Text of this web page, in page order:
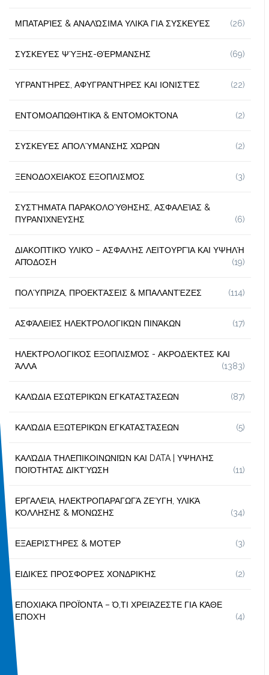
ΜΠΑΤΑΡΊΕΣ & ΑΝΑΛΏΣΙΜΑ ΥΛΙΚΆ ΓΙΑ ΣΥΣΚΕΥΈΣ (26)
ΣΥΣΚΕΥΈΣ ΨΎΞΗΣ-ΘΈΡΜΑΝΣΗΣ (69)
ΥΓΡΑΝΤΉΡΕΣ, ΑΦΥΓΡΑΝΤΉΡΕΣ ΚΑΙ ΙΟΝΙΣΤΈΣ (22)
ΕΝΤΟΜΟΑΠΩΘΗΤΙΚΆ & ΕΝΤΟΜΟΚΤΌΝΑ (2)
ΣΥΣΚΕΥΈΣ ΑΠΟΛΎΜΑΝΣΗΣ ΧΏΡΩΝ (2)
ΞΕΝΟΔΟΧΕΙΑΚΌΣ ΕΞΟΠΛΙΣΜΌΣ (3)
ΣΥΣΤΉΜΑΤΑ ΠΑΡΑΚΟΛΟΎΘΗΣΗΣ, ΑΣΦΑΛΕΊΑΣ &
ΠΥΡΑΝΊΧΝΕΥΣΗΣ
(6)
ΔΙΑΚΟΠΤΙΚΌ ΥΛΙΚΌ – ΑΣΦΑΛΉΣ ΛΕΙΤΟΥΡΓΊΑ ΚΑΙ ΥΨΗΛΉ
ΑΠΌΔΟΣΗ
(19)
ΠΟΛΎΠΡΙΖΑ, ΠΡΟΕΚΤΆΣΕΙΣ & ΜΠΑΛΑΝΤΈΖΕΣ (114)
ΑΣΦΆΛΕΙΕΣ ΗΛΕΚΤΡΟΛΟΓΙΚΏΝ ΠΙΝΆΚΩΝ (17)
ΗΛΕΚΤΡΟΛΟΓΙΚΌΣ ΕΞΟΠΛΙΣΜΌΣ - ΑΚΡΟΔΈΚΤΕΣ ΚΑΙ
ΆΛΛΑ
(1383)
ΚΑΛΏΔΙΑ ΕΣΩΤΕΡΙΚΏΝ ΕΓΚΑΤΑΣΤΆΣΕΩΝ (87)
ΚΑΛΏΔΙΑ ΕΞΩΤΕΡΙΚΏΝ ΕΓΚΑΤΑΣΤΆΣΕΩΝ (5)
ΚΑΛΏΔΙΑ ΤΗΛΕΠΙΚΟΙΝΩΝΙΏΝ ΚΑΙ DATA | ΥΨΗΛΉΣ
ΠΟΙΌΤΗΤΑΣ ΔΙΚΤΎΩΣΗ
(11)
ΕΡΓΑΛΕΊΑ, ΗΛΕΚΤΡΟΠΑΡΑΓΩΓΆ ΖΕΎΓΗ, ΥΛΙΚΆ
ΚΌΛΛΗΣΗΣ & ΜΌΝΩΣΗΣ
(34)
ΕΞΑΕΡΙΣΤΉΡΕΣ & ΜΟΤΈΡ (3)
ΕΙΔΙΚΈΣ ΠΡΟΣΦΟΡΈΣ ΧΟΝΔΡΙΚΉΣ (2)
ΕΠΟΧΙΑΚΆ ΠΡΟΪΌΝΤΑ – Ό,ΤΙ ΧΡΕΙΆΖΕΣΤΕ ΓΙΑ ΚΆΘΕ
ΕΠΟΧΉ
(4)